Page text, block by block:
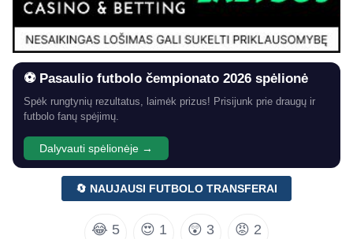
⚽ Pasaulio futbolo čempionato 2026 spėlionė
Spėk rungtynių rezultatus, laimėk prizus! Prisijunk prie draugų ir
futbolo fanų spėjimų.
Dalyvauti spėlionėje →
🔄 NAUJAUSI FUTBOLO TRANSFERAI
😂 5 😍 1 😲 3 😡 2